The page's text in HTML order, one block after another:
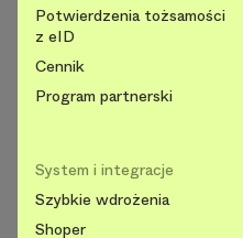
Potwierdzenia tożsamości
z eID
Cennik
Program partnerski
System i integracje
Szybkie wdrożenia
Shoper